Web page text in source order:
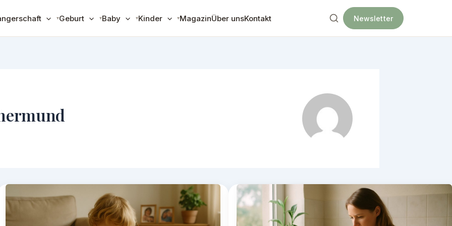
Geburt Baby Kinder MagazinÜber unsKontakt Newsletter